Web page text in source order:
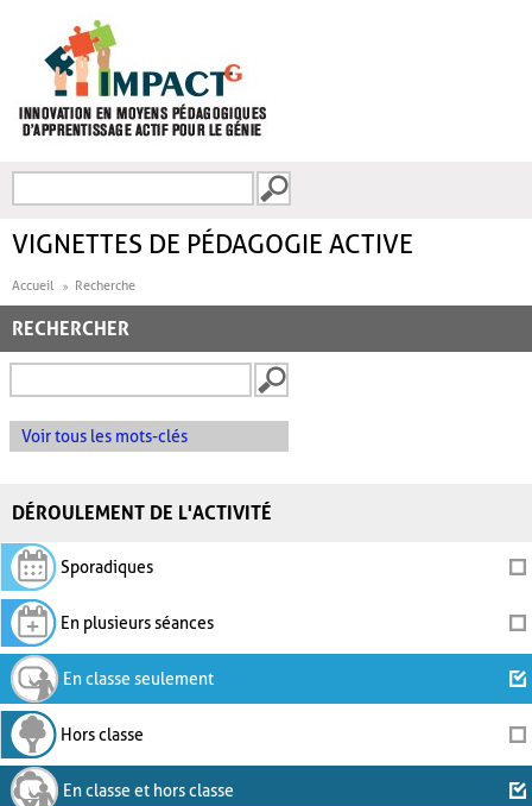
FORMULAIRE DE
VIGNETTES DE PÉDAGOGIE ACTIVE
Accueil Recherche
RECHERCHER
Voir tous les mots-clés
DÉROULEMENT DE L'ACTIVITÉ
Sporadiques
En plusieurs séances
En classe seulement
Hors classe
En classe et hors classe